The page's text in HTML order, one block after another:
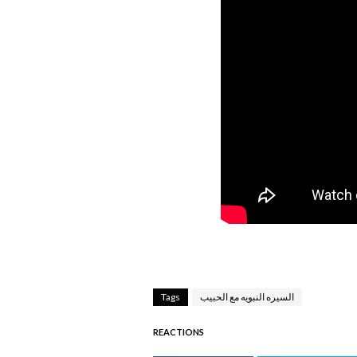
Tags السيره النبويه مع الحبيب
REACTIONS